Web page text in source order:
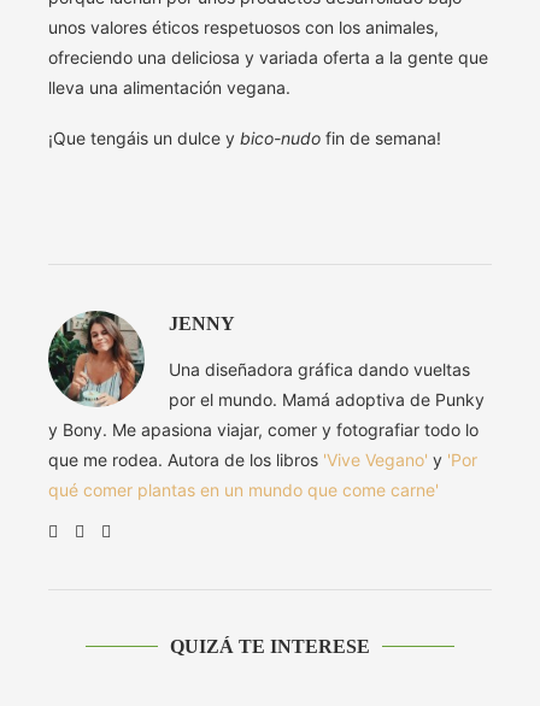
unos valores éticos respetuosos con los animales,
ofreciendo una deliciosa y variada oferta a la gente que
lleva una alimentación vegana.
¡Que tengáis un dulce y bico-nudo fin de semana!
JENNY
Una diseñadora gráfica dando vueltas
por el mundo. Mamá adoptiva de Punky
y Bony. Me apasiona viajar, comer y fotografiar todo lo
que me rodea. Autora de los libros 'Vive Vegano' y 'Por
qué comer plantas en un mundo que come carne'
QUIZÁ TE INTERESE